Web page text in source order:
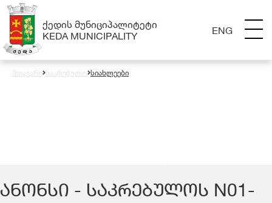
ᲥᲔᲓᲘᲡ ᲛᲣᲜᲘᲪᲘᲞᲐᲚᲘᲢᲔᲢᲘ
KEDA MUNICIPALITY
ENG
მთავარი საკრებულო სიახლეები
ᲐᲜᲝᲜᲡᲘ - ᲡᲐᲙᲠᲔᲑᲣᲚᲝᲡ N01-